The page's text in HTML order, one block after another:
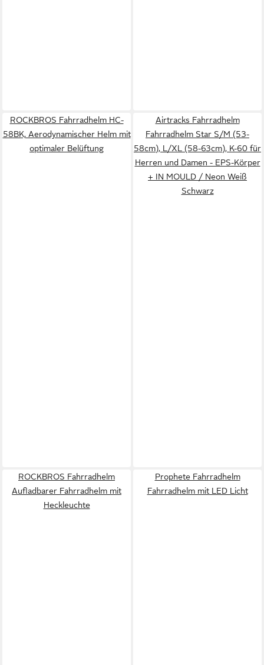
ROCKBROS Fahrradhelm HC-
58BK, Aerodynamischer Helm mit
optimaler Belüftung
Airtracks Fahrradhelm
Fahrradhelm Star S/M (53-
58cm), L/XL (58-63cm), K-60 für
Herren und Damen - EPS-Körper
+ IN MOULD / Neon Weiß
Schwarz
ROCKBROS Fahrradhelm
Aufladbarer Fahrradhelm mit
Heckleuchte
Prophete Fahrradhelm
Fahrradhelm mit LED Licht